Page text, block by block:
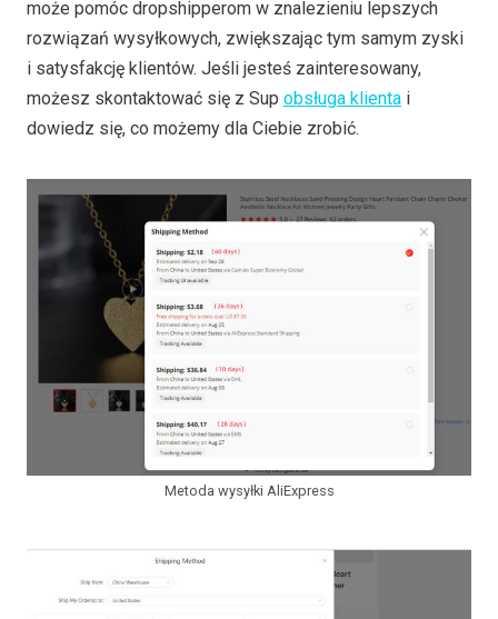
może pomóc dropshipperom w znalezieniu lepszych
rozwiązań wysyłkowych, zwiększając tym samym zyski
i satysfakcję klientów. Jeśli jesteś zainteresowany,
możesz skontaktować się z Sup obsługa klienta i
dowiedz się, co możemy dla Ciebie zrobić.
Metoda wysyłki AliExpress